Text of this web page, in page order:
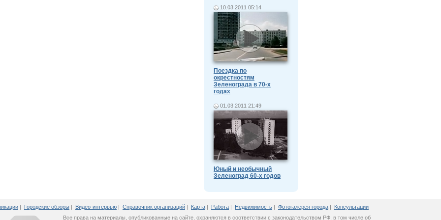
10.03.2011 05:14
Поездка по
окрестностям
Зеленограда в 70-х
годах
01.03.2011 21:49
Юный и необычный
Зеленоград 60-х годов
| Городские обзоры | Видео-интервью | Справочник организаций | Карта | Работа | Недвижимость | Фотогалерея города | Консультации
Все права на материалы, опубликованные на сайте, охраняются в соответствии с законодательством РФ, в том числе об